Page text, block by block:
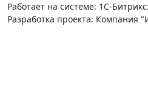
Работает на системе: 1С-
Разработка проекта: Компания